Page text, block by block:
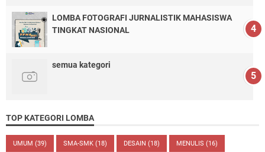
LOMBA FOTOGRAFI JURNALISTIK MAHASISWA
TINGKAT NASIONAL
semua kategori
TOP KATEGORI LOMBA
UMUM (39) SMA-SMK (18) DESAIN (18) MENULIS (16)